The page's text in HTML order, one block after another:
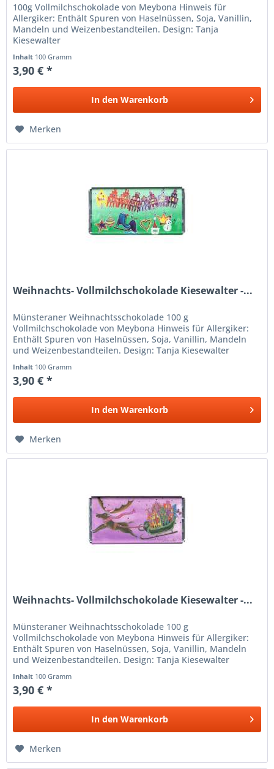
100g Vollmilchschokolade von Meybona Hinweis für
Allergiker: Enthält Spuren von Haselnüssen, Soja, Vanillin,
Mandeln und Weizenbestandteilen. Design: Tanja
Kiesewalter
Inhalt 100 Gramm
3,90 € *
In den Warenkorb
Merken
Weihnachts- Vollmilchschokolade Kiesewalter -...
Münsteraner Weihnachtsschokolade 100 g
Vollmilchschokolade von Meybona Hinweis für Allergiker:
Enthält Spuren von Haselnüssen, Soja, Vanillin, Mandeln
und Weizenbestandteilen. Design: Tanja Kiesewalter
Inhalt 100 Gramm
3,90 € *
In den Warenkorb
Merken
Weihnachts- Vollmilchschokolade Kiesewalter -...
Münsteraner Weihnachtsschokolade 100 g
Vollmilchschokolade von Meybona Hinweis für Allergiker:
Enthält Spuren von Haselnüssen, Soja, Vanillin, Mandeln
und Weizenbestandteilen. Design: Tanja Kiesewalter
Inhalt 100 Gramm
3,90 € *
In den Warenkorb
Merken